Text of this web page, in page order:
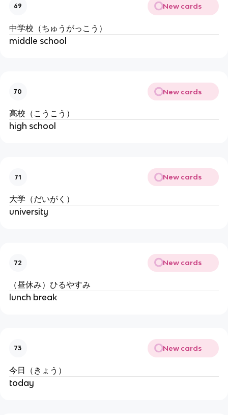
69 New cards
中学校（ちゅうがっこう）
middle school
70 New cards
高校（こうこう）
high school
71 New cards
大学（だいがく）
university
72 New cards
（昼休み）ひるやすみ
lunch break
73 New cards
今日（きょう）
today